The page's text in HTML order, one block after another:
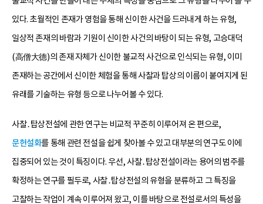
있다. 초월적인 존재가 영험을 통해 신이한 사건을 드러내게 하는 유형,
일상적 존재의 바람과 기원이 신이한 사건의 바탕이 되는 유형, 고승대덕
(高僧大德)의 존재 자체가 신이한 불교적 사건으로 인식되는 유형, 이미
존재하는 공간에서 신이한 체험을 통해 사찰과 탑상의 이름이 붙여지게 된
유래를 기술하는 유형 등으로 나누어볼 수 있다.
사찰․탑상전설에 관한 연구는 비교적 꾸준히 이루어져 온 편으로,
문헌설화를 통해 관련 전설을 쉽게 찾아볼 수 있고 대부분의 연구도 이에
집중되어 있는 것이 특징이다. 우선, 사찰․탑상전설이라는 용어의 범주를
확정하는 연구를 필두로, 사찰․탑상전설의 유형을 분류하고 그 특징을
고찰하는 작업이 계속 이루어져 왔고, 이를 바탕으로 전설로서의 특성을